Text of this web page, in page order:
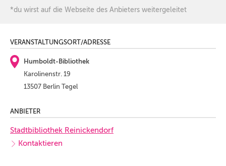
*du wirst auf die Webseite des Anbieters weitergeleitet
VERANSTALTUNGSORT/ADRESSE
Humboldt-Bibliothek
Karolinenstr. 19
13507 Berlin Tegel
ANBIETER
Stadtbibliothek Reinickendorf
Kontaktieren